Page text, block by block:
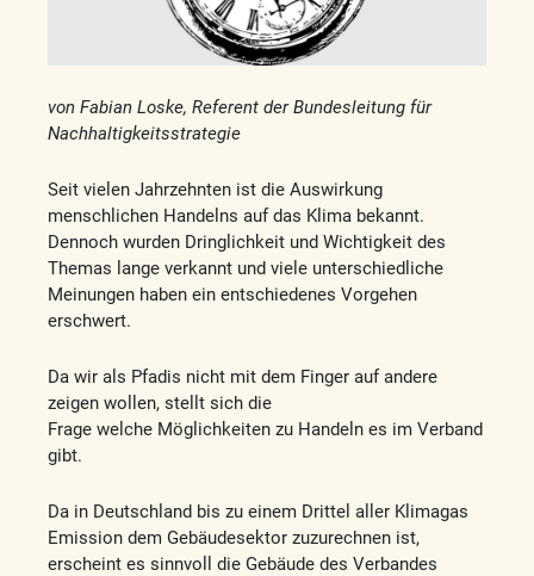
von Fabian Loske, Referent der Bundesleitung für
Nachhaltigkeitsstrategie
Seit vielen Jahrzehnten ist die Auswirkung
menschlichen Handelns auf das Klima bekannt.
Dennoch wurden Dringlichkeit und Wichtigkeit des
Themas lange verkannt und viele unterschiedliche
Meinungen haben ein entschiedenes Vorgehen
erschwert.
Da wir als Pfadis nicht mit dem Finger auf andere
zeigen wollen, stellt sich die
Frage welche Möglichkeiten zu Handeln es im Verband
gibt.
Da in Deutschland bis zu einem Drittel aller Klimagas
Emission dem Gebäudesektor zuzurechnen ist,
erscheint es sinnvoll die Gebäude des Verbandes